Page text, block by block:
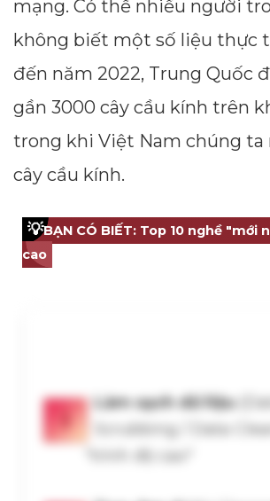
mạng. Có thể nhiều người
không biết một số liệu thực
đến năm 2022, Trung Quốc
gần 3000 cây cầu kính trên
trong khi Việt Nam chúng ta
cây cầu kính.
💡BẠN CÓ BIẾT: Top 10 nghề "mới
cao